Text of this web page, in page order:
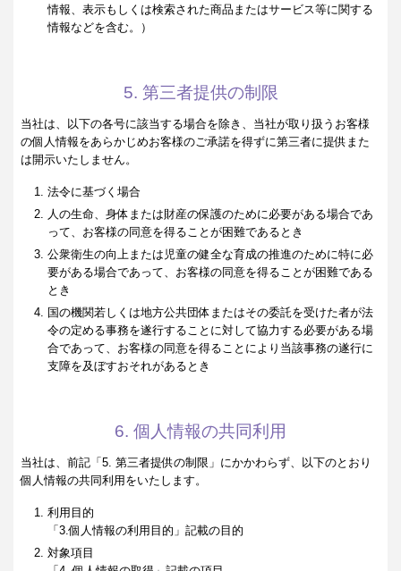
情報、表示もしくは検索された商品またはサービス等に関する
情報などを含む。）
5. 第三者提供の制限
当社は、以下の各号に該当する場合を除き、当社が取り扱うお客様
の個人情報をあらかじめお客様のご承諾を得ずに第三者に提供また
は開示いたしません。
法令に基づく場合
人の生命、身体または財産の保護のために必要がある場合であ
って、お客様の同意を得ることが困難であるとき
公衆衛生の向上または児童の健全な育成の推進のために特に必
要がある場合であって、お客様の同意を得ることが困難である
とき
国の機関若しくは地方公共団体またはその委託を受けた者が法
令の定める事務を遂行することに対して協力する必要がある場
合であって、お客様の同意を得ることにより当該事務の遂行に
支障を及ぼすおそれがあるとき
6. 個人情報の共同利用
当社は、前記「5. 第三者提供の制限」にかかわらず、以下のとおり
個人情報の共同利用をいたします。
利用目的
「3.個人情報の利用目的」記載の目的
対象項目